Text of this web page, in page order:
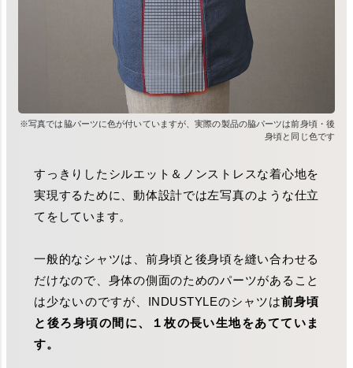
※写真では脇パーツに色が付いていますが、実際の製品の脇パーツは前身頃・後
身頃と同じ色です
すっきりしたシルエット＆ノンストレスな着心地を
実現するために、動体設計では左写真のような仕立
てをしています。
一般的なシャツは、前身頃と後身頃を縫い合わせる
だけなので、身体の側面のためのパーツがあること
は少ないのですが、INDUSTYLEのシャツは前身頃
と後ろ身頃の間に、１枚の長い生地をあてていま
す。